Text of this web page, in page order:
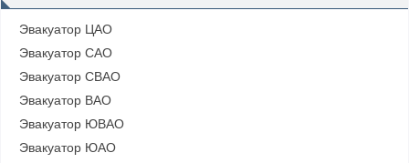
Эвакуатор ЦАО
Эвакуатор САО
Эвакуатор СВАО
Эвакуатор ВАО
Эвакуатор ЮВАО
Эвакуатор ЮАО